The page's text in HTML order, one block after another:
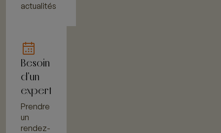
actualités
Besoin
d'un
expert
Prendre
un
rendez-